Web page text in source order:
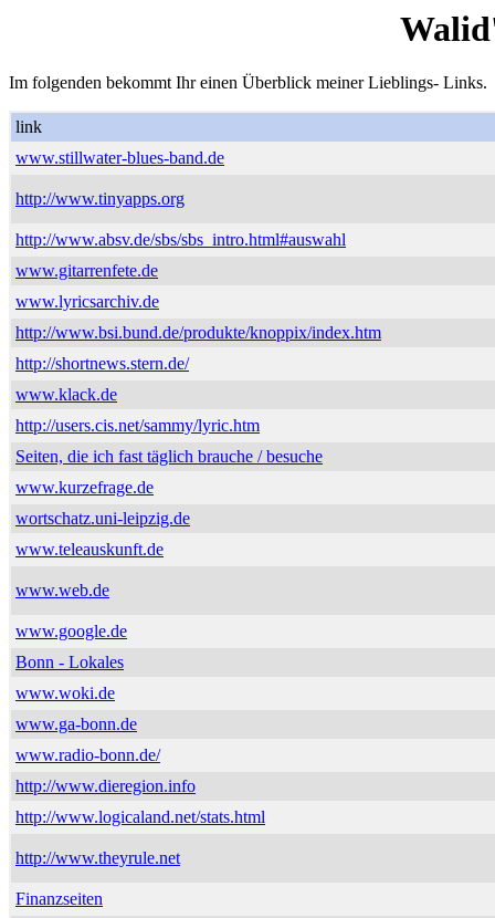
Im folgenden bekommt Ihr einen Überblick meiner Lieblings- Links.
link
www.stillwater-blues-band.de
http://www.tinyapps.org
http://www.absv.de/sbs/sbs_intro.html#auswahl
www.gitarrenfete.de
www.lyricsarchiv.de
http://www.bsi.bund.de/produkte/knoppix/index.htm
http://shortnews.stern.de/
www.klack.de
http://users.cis.net/sammy/lyric.htm
Seiten, die ich fast täglich brauche / besuche
www.kurzefrage.de
wortschatz.uni-leipzig.de
www.teleauskunft.de
www.web.de
www.google.de
Bonn - Lokales
www.woki.de
www.ga-bonn.de
www.radio-bonn.de/
http://www.dieregion.info
http://www.logicaland.net/stats.html
http://www.theyrule.net
Finanzseiten